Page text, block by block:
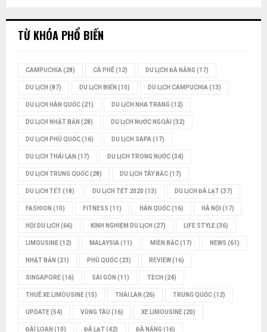
TỪ KHÓA PHỔ BIẾN
CAMPUCHIA (28) CÀ PHÊ(12) DU LỊCH ĐÀ NẴNG (17)
DU LỊCH (87) DU LỊCH BIỂN (10) DU LỊCH CAMPUCHIA (13)
DU LỊCH HÀN QUỐC(21) DU LỊCH NHA TRANG (12)
DU LỊCH NHẬT BẢN (28) DU LỊCH NƯỚC NGOÀI (32)
DU LỊCH PHÚ QUỐC(16) DU LỊCH SAPA (17)
DU LỊCH THÁI LAN (17) DU LỊCH TRONG NƯỚC(34)
DU LỊCH TRUNG QUỐC(28) DU LỊCH TÂY BẮC(17)
DU LỊCH TẾT(18) DU LỊCH TẾT 2020 (13) DU LỊCH ĐÀ LẠT(37)
FASHION (10) FITNESS (11) HÀN QUỐC(16) HÀ NỘI (17)
HỘI DU LỊCH (66) KINH NGHIỆM DU LỊCH (27) LIFE STYLE(36)
LIMOUSINE(12) MALAYSIA (11) MIỀN BẮC(17) NEWS (61)
NHẬT BẢN (21) PHÚ QUỐC(23) REVIEW(16)
SINGAPORE(16) SÀI GÒN (11) TECH (24)
THUÊ XE LIMOUSINE(15) THÁI LAN (26) TRUNG QUỐC(12)
UPDATE(54) VŨNG TÀU (16) XE LIMOUSINE(20)
ĐÀI LOAN (10) ĐÀ LẠT(42) ĐÀ NẴNG (16)